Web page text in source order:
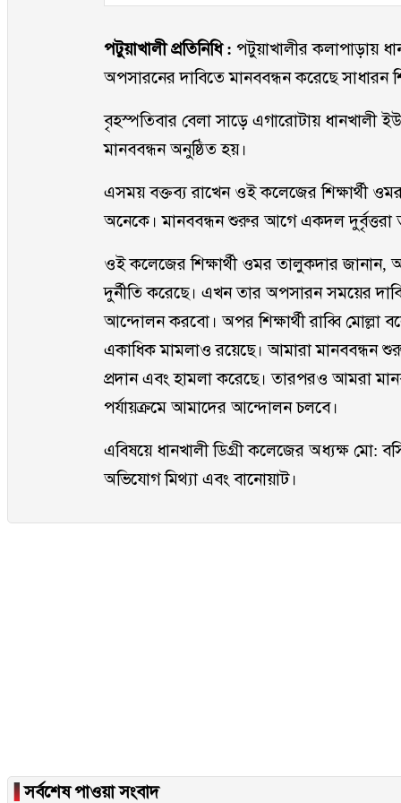
পটুয়াখালী প্রতিনিধি :পটুয়াখালীর কলাপাড়ায়
অপসারনের দাবিতে মানববন্ধন করেছে সাধারন
বৃহস্পতিবার বেলা সাড়ে এগারোটায়
মানববন্ধন অনুষ্ঠিত হয়।
এসময় বক্তব্য রাখেন ওই কলেজের শিক্ষার্থী
অনেকে। মানববন্ধন শুরুর আগে একদল দুর্বৃত্তরা
ওই কলেজের শিক্ষার্থী ওমর তালুকদার
দুর্নীতি করেছে। এখন তার অপসারন সময়ের
আন্দোলন করবো। অপর শিক্ষার্থী রাব্বি মোল্লা
একাধিক মামলাও রয়েছে। আমারা মানববন্ধন
প্রদান এবং হামলা করেছে। তারপরও আমরা
পর্যায়ক্রমে আমাদের আন্দোলন চলবে।
এবিষয়ে ধানখালী ডিগ্রী কলেজের অধ্যক্ষ
অভিযোগ মিথ্যা এবং বানোয়াট।
▐সর্বশেষ পাওয়া সংবাদ